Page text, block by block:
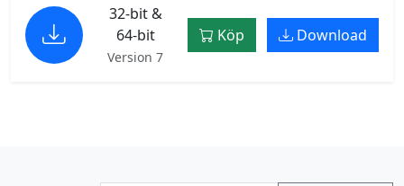
32-bit &
64-bit
Version 7
Köp Download